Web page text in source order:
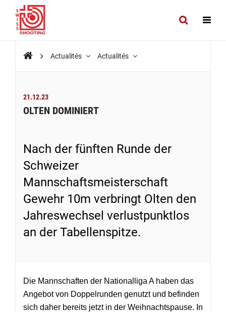
Actualités Actualités
21.12.23
OLTEN DOMINIERT
Nach der fünften Runde der
Schweizer
Mannschaftsmeisterschaft
Gewehr 10m verbringt Olten den
Jahreswechsel verlustpunktlos
an der Tabellenspitze.
Die Mannschaften der Nationalliga A haben das
Angebot von Doppelrunden genutzt und befinden
sich daher bereits jetzt in der Weihnachtspause. In